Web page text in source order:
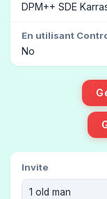
DPM++ SDE
En utilisant
No
Invite